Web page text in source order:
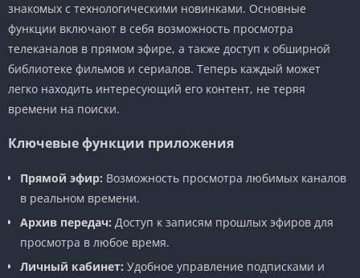
знакомых с технологическими новинками. Основные
функции включают в себя возможность просмотра
телеканалов в прямом эфире, а также доступ к обширной
библиотеке фильмов и сериалов. Теперь каждый может
легко находить интересующий его контент, не теряя
времени на поиски.
Ключевые функции приложения
Прямой эфир: Возможность просмотра любимых каналов
в реальном времени.
Архив передач: Доступ к записям прошлых эфиров для
просмотра в любое время.
Личный кабинет: Удобное управление подписками и